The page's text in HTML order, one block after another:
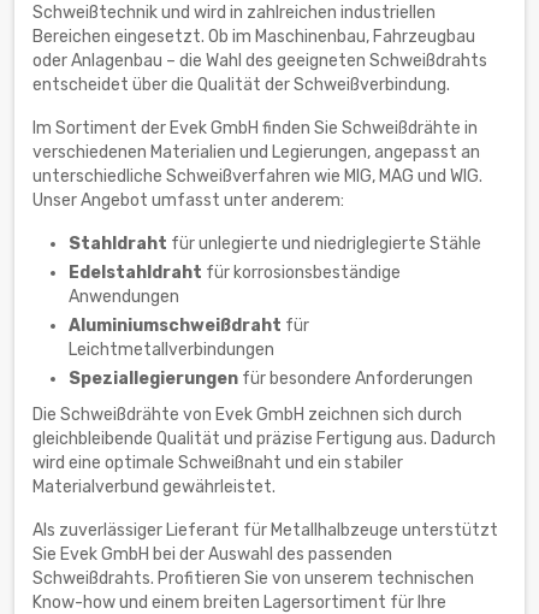
Schweißtechnik und wird in zahlreichen industriellen
Bereichen eingesetzt. Ob im Maschinenbau, Fahrzeugbau
oder Anlagenbau – die Wahl des geeigneten Schweißdrahts
entscheidet über die Qualität der Schweißverbindung.
Im Sortiment der Evek GmbH finden Sie Schweißdrähte in
verschiedenen Materialien und Legierungen, angepasst an
unterschiedliche Schweißverfahren wie MIG, MAG und WIG.
Unser Angebot umfasst unter anderem:
Stahldraht für unlegierte und niedriglegierte Stähle
Edelstahldraht für korrosionsbeständige
Anwendungen
Aluminiumschweißdraht für
Leichtmetallverbindungen
Speziallegierungen für besondere Anforderungen
Die Schweißdrähte von Evek GmbH zeichnen sich durch
gleichbleibende Qualität und präzise Fertigung aus. Dadurch
wird eine optimale Schweißnaht und ein stabiler
Materialverbund gewährleistet.
Als zuverlässiger Lieferant für Metallhalbzeuge unterstützt
Sie Evek GmbH bei der Auswahl des passenden
Schweißdrahts. Profitieren Sie von unserem technischen
Know-how und einem breiten Lagersortiment für Ihre